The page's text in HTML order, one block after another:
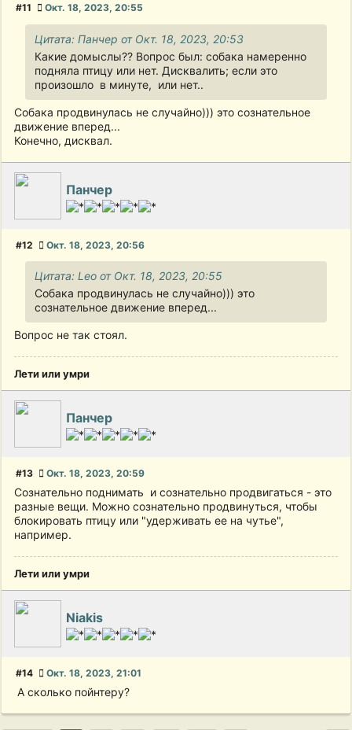
#11 Окт. 18, 2023, 20:55
Цитата: Панчер от Окт. 18, 2023, 20:53
Какие домыслы?? Вопрос был: собака намеренно
подняла птицу или нет. Дисквалить; если это
произошло в минуте, или нет..
Собака продвинулась не случайно))) это сознательное
движение вперед...
Конечно, дисквал.
Панчер
#12 Окт. 18, 2023, 20:56
Цитата: Leo от Окт. 18, 2023, 20:55
Собака продвинулась не случайно))) это
сознательное движение вперед...
Вопрос не так стоял.
Лети или умри
Панчер
#13 Окт. 18, 2023, 20:59
Сознательно поднимать и сознательно продвигаться - это
разные вещи. Можно сознательно продвинуться, чтобы
блокировать птицу или "удерживать ее на чутье",
например.
Лети или умри
Niakis
#14 Окт. 18, 2023, 21:01
А сколько пойнтеру?